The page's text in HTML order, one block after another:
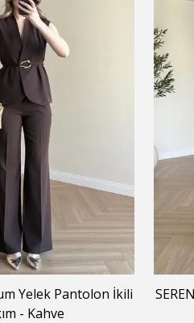
Yelek Pantolon İkili
- Kahve